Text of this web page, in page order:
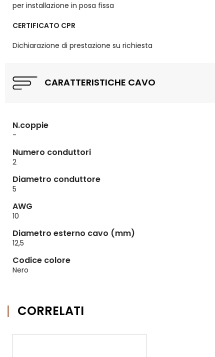
per installazione in posa fissa
CERTIFICATO CPR
Dichiarazione di prestazione su richiesta
CARATTERISTICHE CAVO
N.coppie
-
Numero conduttori
2
Diametro conduttore
5
AWG
10
Diametro esterno cavo (mm)
12,5
Codice colore
Nero
CORRELATI